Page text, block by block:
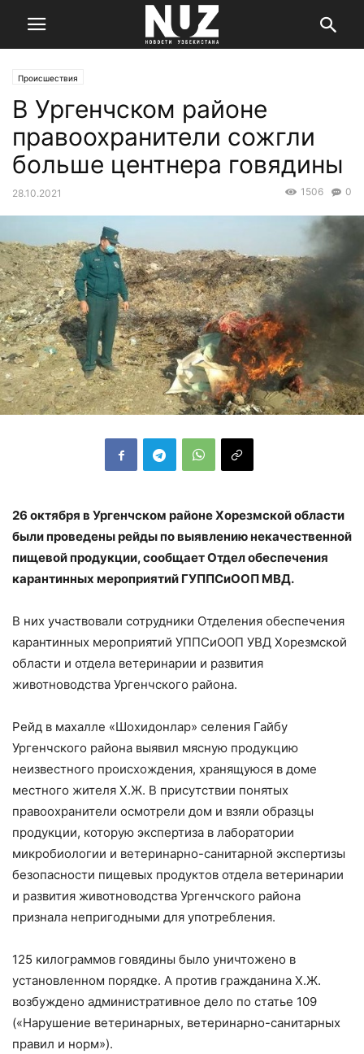
Происшествия
В Ургенчском районе
правоохранители сожгли
больше центнера говядины
28.10.2021 0
1506
26 октября в Ургенчском районе Хорезмской области
были проведены рейды по выявлению некачественной
пищевой продукции, сообщает Отдел обеспечения
карантинных мероприятий ГУППСиООП МВД.
В них участвовали сотрудники Отделения обеспечения
карантинных мероприятий УППСиООП УВД Хорезмской
области и отдела ветеринарии и развития
животноводства Ургенчского района.
Рейд в махалле «Шохидонлар» селения Гайбу
Ургенчского района выявил мясную продукцию
неизвестного происхождения, хранящуюся в доме
местного жителя Х.Ж. В присутствии понятых
правоохранители осмотрели дом и взяли образцы
продукции, которую экспертиза в лаборатории
микробиологии и ветеринарно-санитарной экспертизы
безопасности пищевых продуктов отдела ветеринарии
и развития животноводства Ургенчского района
признала непригодными для употребления.
125 килограммов говядины было уничтожено в
установленном порядке. А против гражданина Х.Ж.
возбуждено административное дело по статье 109
(«Нарушение ветеринарных, ветеринарно-санитарных
правил и норм»).